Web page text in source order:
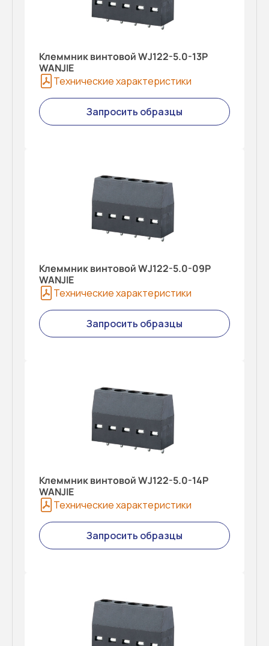
Клеммник винтовой WJ122-5.0-13P
WANJIE
Технические характеристики
Запросить образцы
Клеммник винтовой WJ122-5.0-09P
WANJIE
Технические характеристики
Запросить образцы
Клеммник винтовой WJ122-5.0-14P
WANJIE
Технические характеристики
Запросить образцы